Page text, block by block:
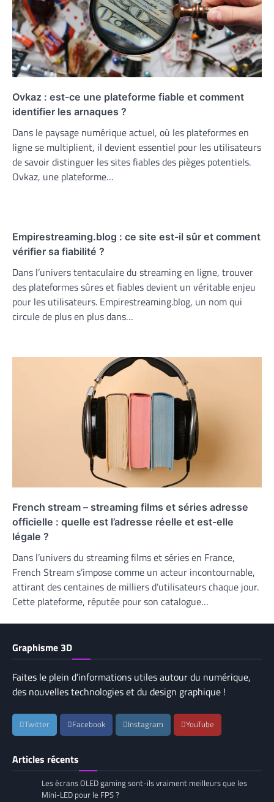
Ovkaz : est-ce une plateforme fiable et comment
identifier les arnaques ?
Dans le paysage numérique actuel, où les plateformes en
ligne se multiplient, il devient essentiel pour les utilisateurs
de savoir distinguer les sites fiables des pièges potentiels.
Ovkaz, une plateforme…
Empirestreaming.blog : ce site est-il sûr et comment
vérifier sa fiabilité ?
Dans l’univers tentaculaire du streaming en ligne, trouver
des plateformes sûres et fiables devient un véritable enjeu
pour les utilisateurs. Empirestreaming.blog, un nom qui
circule de plus en plus dans…
French stream – streaming films et séries adresse
officielle : quelle est l’adresse réelle et est-elle
légale ?
Dans l’univers du streaming films et séries en France,
French Stream s’impose comme un acteur incontournable,
attirant des centaines de milliers d’utilisateurs chaque jour.
Cette plateforme, réputée pour son catalogue…
Graphisme 3D
Faites le plein d’informations utiles autour du numérique,
des nouvelles technologies et du design graphique !
Twitter Facebook Instagram YouTube
Articles récents
Les écrans OLED gaming sont-ils vraiment meilleurs que les
Mini-LED pour le FPS ?